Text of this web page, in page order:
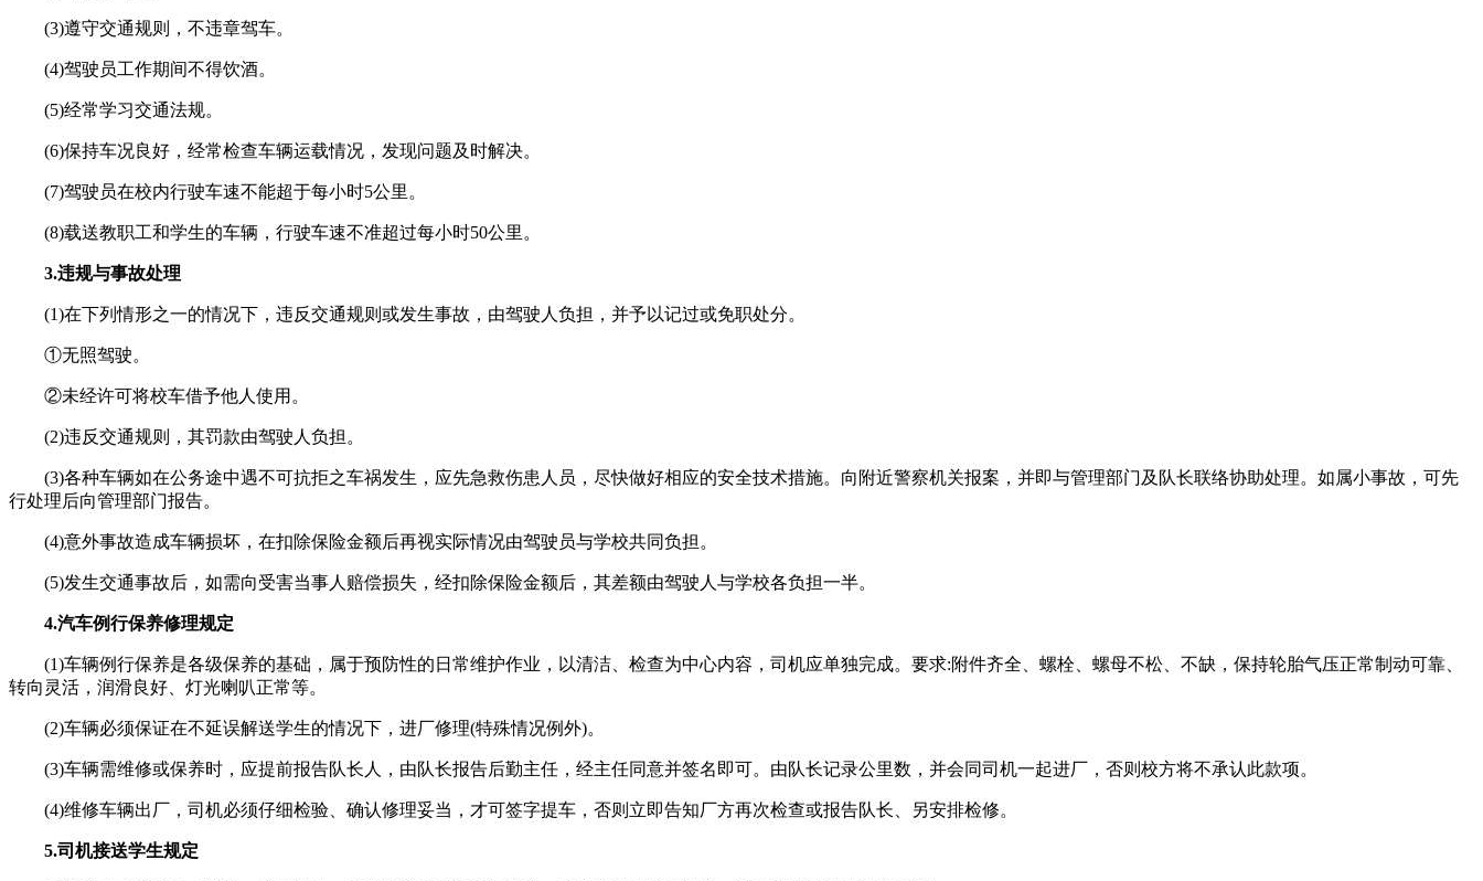
(3)遵守交通规则，不违章驾车。
(4)驾驶员工作期间不得饮酒。
(5)经常学习交通法规。
(6)保持车况良好，经常检查车辆运载情况，发现问题及时解决。
(7)驾驶员在校内行驶车速不能超于每小时5公里。
(8)载送教职工和学生的车辆，行驶车速不准超过每小时50公里。
3.违规与事故处理
(1)在下列情形之一的情况下，违反交通规则或发生事故，由驾驶人负担，并予以记过或免职处分。
①无照驾驶。
②未经许可将校车借予他人使用。
(2)违反交通规则，其罚款由驾驶人负担。
(3)各种车辆如在公务途中遇不可抗拒之车祸发生，应先急救伤患人员，尽快做好相应的安全技术措施。向附近警察机关报案，并即与管理部门及队长联络协助处理。如属小事故，可先
行处理后向管理部门报告。
(4)意外事故造成车辆损坏，在扣除保险金额后再视实际情况由驾驶员与学校共同负担。
(5)发生交通事故后，如需向受害当事人赔偿损失，经扣除保险金额后，其差额由驾驶人与学校各负担一半。
4.汽车例行保养修理规定
(1)车辆例行保养是各级保养的基础，属于预防性的日常维护作业，以清洁、检查为中心内容，司机应单独完成。要求:附件齐全、螺栓、螺母不松、不缺，保持轮胎气压正常制动可靠、
转向灵活，润滑良好、灯光喇叭正常等。
(2)车辆必须保证在不延误解送学生的情况下，进厂修理(特殊情况例外)。
(3)车辆需维修或保养时，应提前报告队长人，由队长报告后勤主任，经主任同意并签名即可。由队长记录公里数，并会同司机一起进厂，否则校方将不承认此款项。
(4)维修车辆出厂，司机必须仔细检验、确认修理妥当，才可签字提车，否则立即告知厂方再次检查或报告队长、另安排检修。
5.司机接送学生规定